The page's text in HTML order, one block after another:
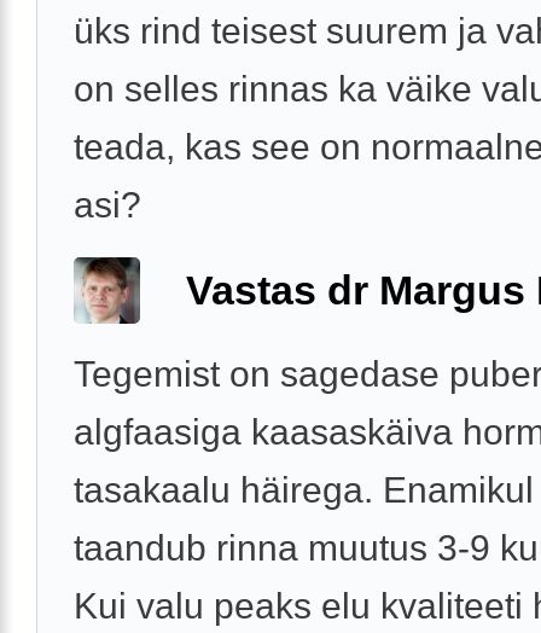
üks rind teisest suurem ja
on selles rinnas ka väike
teada, kas see on
asi?
Vastas dr Margus
Tegemist on sagedase
algfaasiga kaasaskäiva
tasakaalu häirega.
taandub rinna muutus 3-9
Kui valu peaks elu kvaliteeti